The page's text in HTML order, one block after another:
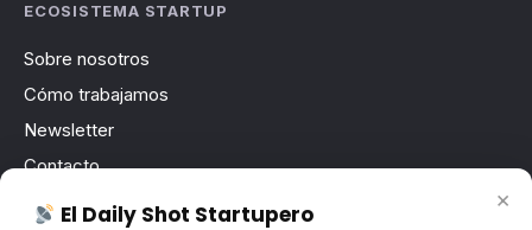
ECOSISTEMA STARTUP
Sobre nosotros
Cómo trabajamos
Newsletter
Contacto
Publicidad
×
El Daily Shot Startupero